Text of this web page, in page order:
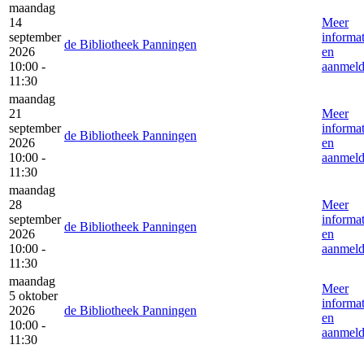
maandag
14
september
2026
10:00 -
11:30
de Bibliotheek Panningen
Meer
en
maandag
21
september
2026
10:00 -
11:30
de Bibliotheek Panningen
Meer
en
maandag
28
september
2026
10:00 -
11:30
de Bibliotheek Panningen
Meer
en
maandag
5 oktober
2026
10:00 -
11:30
de Bibliotheek Panningen
Meer
en